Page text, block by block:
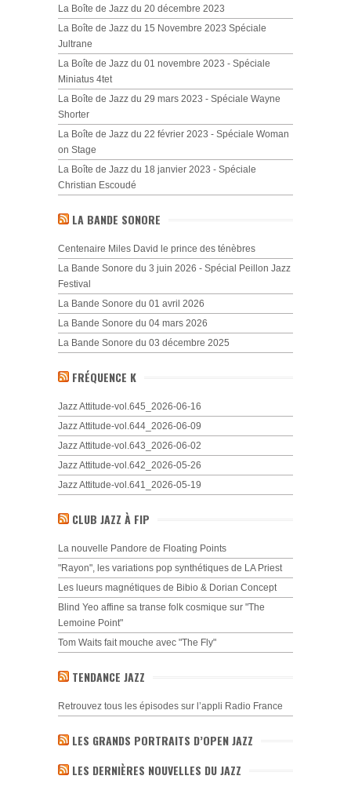
La Boîte de Jazz du 20 décembre 2023
La Boîte de Jazz du 15 Novembre 2023 Spéciale
Jultrane
La Boîte de Jazz du 01 novembre 2023 - Spéciale
Miniatus 4tet
La Boîte de Jazz du 29 mars 2023 - Spéciale Wayne
Shorter
La Boîte de Jazz du 22 février 2023 - Spéciale Woman
on Stage
La Boîte de Jazz du 18 janvier 2023 - Spéciale
Christian Escoudé
LA BANDE SONORE
Centenaire Miles David le prince des ténèbres
La Bande Sonore du 3 juin 2026 - Spécial Peillon Jazz
Festival
La Bande Sonore du 01 avril 2026
La Bande Sonore du 04 mars 2026
La Bande Sonore du 03 décembre 2025
FRÉQUENCE K
Jazz Attitude-vol.645_2026-06-16
Jazz Attitude-vol.644_2026-06-09
Jazz Attitude-vol.643_2026-06-02
Jazz Attitude-vol.642_2026-05-26
Jazz Attitude-vol.641_2026-05-19
CLUB JAZZ À FIP
La nouvelle Pandore de Floating Points
"Rayon", les variations pop synthétiques de LA Priest
Les lueurs magnétiques de Bibio & Dorian Concept
Blind Yeo affine sa transe folk cosmique sur "The
Lemoine Point"
Tom Waits fait mouche avec "The Fly"
TENDANCE JAZZ
Retrouvez tous les épisodes sur l’appli Radio France
LES GRANDS PORTRAITS D’OPEN JAZZ
LES DERNIÈRES NOUVELLES DU JAZZ